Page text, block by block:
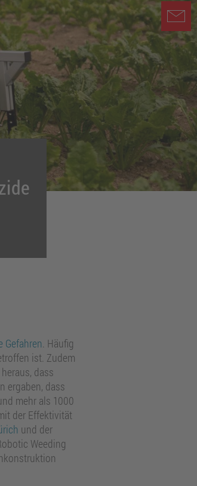
Gefahren. Häufig
ist. Zudem
dass
ergaben, dass
mehr als 1000
der Effektivität
und der
Weeding